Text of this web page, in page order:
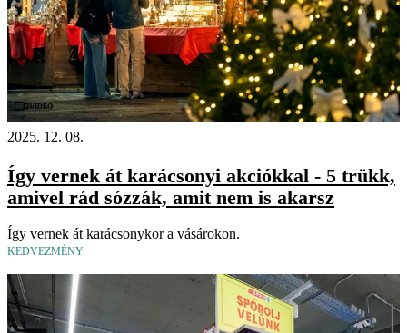
Videó
2025. 12. 08.
Így vernek át karácsonyi akciókkal - 5 trükk,
amivel rád sózzák, amit nem is akarsz
Így vernek át karácsonykor a vásárokon.
KEDVEZMÉNY